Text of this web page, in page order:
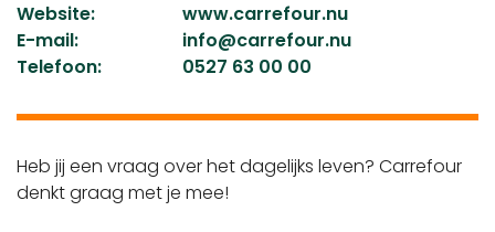
Website:
www.carrefour.nu
E-mail:
info@carrefour.nu
Telefoon:
0527 63 00 00
Heb jij een vraag over het dagelijks leven? Carrefour
denkt graag met je mee!